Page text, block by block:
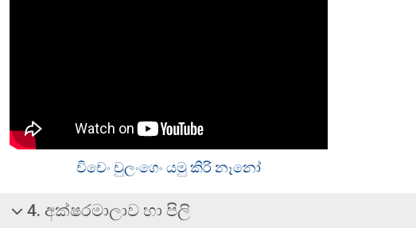
චිචෙං චුලංගෙං යමු කිරි නෑනෝ
බිඳ වැටීම
4. අක්ෂරමාලාව හා පිලි